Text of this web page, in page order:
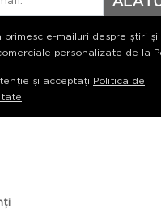
primesc e-mailuri despre știri și
personalizate de la
și acceptați Politica de